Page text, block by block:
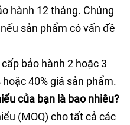
hành 12 tháng. Chúng
sản phẩm có vấn đề
bảo hành 2 hoặc 3
40% giá sản phẩm.
của bạn là bao nhiêu?
(MOQ) cho tất cả các